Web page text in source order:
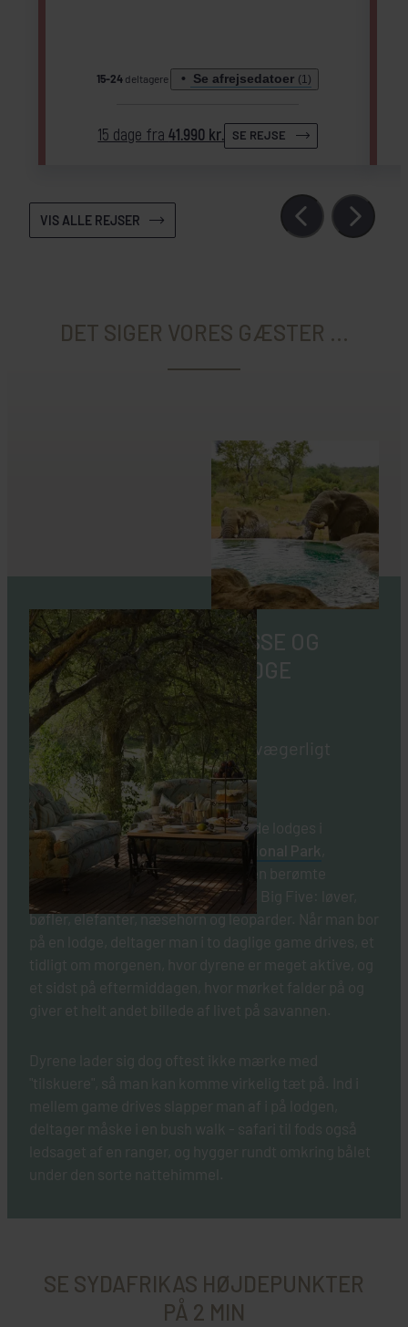
15-24 deltagere Se afrejsedatoer (1)
15 dage fra41.990 kr. SE REJSE
VIS ALLE REJSER
DET SIGER VORES GÆSTER ...
SAFARI I VERDENSKLASSE OG
INDKVARTERING PÅ LODGE
Sydafrika og safari hænger uvægerligt
sammen.
Vi har udvalgt en række virkelig gode lodges i
forskellige prisklasser i
Kruger National Park
Pilanesberg National Park
og på den berømte
, hvor I kan møde The Big Five: løver,
bøfler, elefanter, næsehorn og leoparder. Når man bor
på en lodge, deltager man i to daglige game drives, et
tidligt om morgenen, hvor dyrene er meget aktive, og
et sidst på eftermiddagen, hvor mørket falder på og
giver et helt andet billede af livet på savannen.
Dyrene lader sig dog oftest ikke mærke med
"tilskuere", så man kan komme virkelig tæt på. Ind i
mellem game drives slapper man af i på lodgen,
deltager måske i en bush walk - safari til fods også
ledsaget af en ranger, og hygger rundt omkring bålet
under den sorte nattehimmel.
SE SYDAFRIKAS HØJDEPUNKTER
PÅ 2 MIN